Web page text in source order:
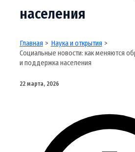
населения
Главная
Наука и открытия
Социальные новости: как меняются
и поддержка населения
22 марта, 2026